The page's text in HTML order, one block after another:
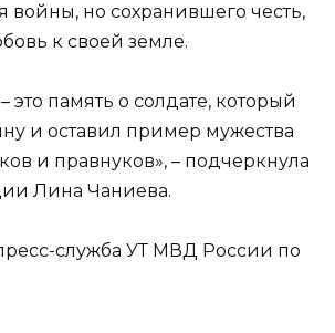
войны, но сохранившего честь,
к своей земле.
это память о солдате, который
и оставил пример мужества
и правнуков», – подчеркнула
Лина Чаниева.
служба УТ МВД России по